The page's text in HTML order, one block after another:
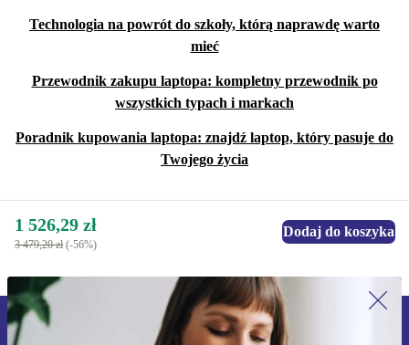
Technologia na powrót do szkoły, którą naprawdę warto
mieć
Przewodnik zakupu laptopa: kompletny przewodnik po
wszystkich typach i markach
Poradnik kupowania laptopa: znajdź laptop, który pasuje do
Twojego życia
1 526,29 zł
3 479,20 zł (-56%)
Dodaj do koszyka
Zapisz się na nasz newsletter!